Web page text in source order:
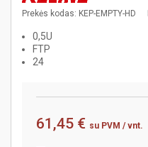
Prekės kodas: KEP-EMPTY-HD
0,5U
FTP
24
61,45 € su PVM / vnt.